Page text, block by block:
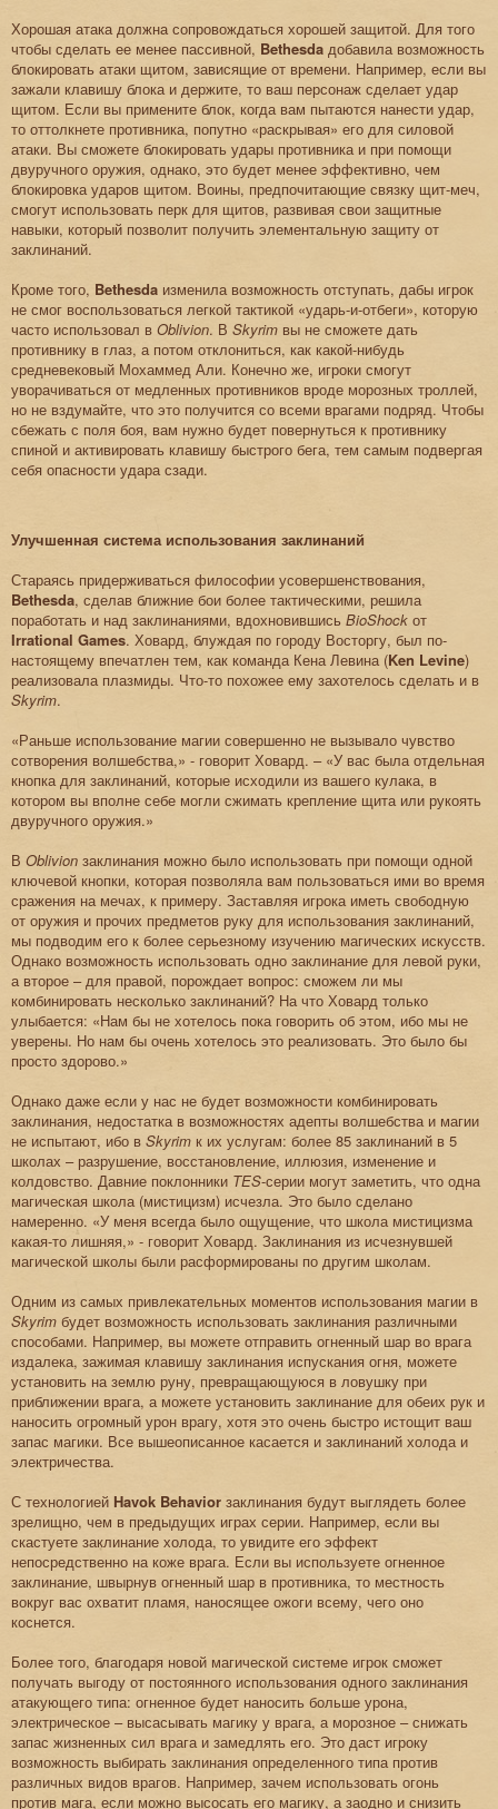
Хорошая атака должна сопровождаться хорошей защитой. Для того
чтобы сделать ее менее пассивной, Bethesda добавила возможность
блокировать атаки щитом, зависящие от времени. Например, если вы
зажали клавишу блока и держите, то ваш персонаж сделает удар
щитом. Если вы примените блок, когда вам пытаются нанести удар,
то оттолкнете противника, попутно «раскрывая» его для силовой
атаки. Вы сможете блокировать удары противника и при помощи
двуручного оружия, однако, это будет менее эффективно, чем
блокировка ударов щитом. Воины, предпочитающие связку щит-меч,
смогут использовать перк для щитов, развивая свои защитные
навыки, который позволит получить элементальную защиту от
заклинаний.
Кроме того, Bethesda изменила возможность отступать, дабы игрок
не смог воспользоваться легкой тактикой «ударь-и-отбеги», которую
часто использовал в Oblivion. В Skyrim вы не сможете дать
противнику в глаз, а потом отклониться, как какой-нибудь
средневековый Мохаммед Али. Конечно же, игроки смогут
уворачиваться от медленных противников вроде морозных троллей,
но не вздумайте, что это получится со всеми врагами подряд. Чтобы
сбежать с поля боя, вам нужно будет повернуться к противнику
спиной и активировать клавишу быстрого бега, тем самым подвергая
себя опасности удара сзади.
Улучшенная система использования заклинаний
Стараясь придерживаться философии усовершенствования,
Bethesda, сделав ближние бои более тактическими, решила
поработать и над заклинаниями, вдохновившись BioShock от
Irrational Games. Ховард, блуждая по городу Восторгу, был по-
настоящему впечатлен тем, как команда Кена Левина (Ken Levine)
реализовала плазмиды. Что-то похожее ему захотелось сделать и в
Skyrim.
«Раньше использование магии совершенно не вызывало чувство
сотворения волшебства,» - говорит Ховард. – «У вас была отдельная
кнопка для заклинаний, которые исходили из вашего кулака, в
котором вы вполне себе могли сжимать крепление щита или рукоять
двуручного оружия.»
В Oblivion заклинания можно было использовать при помощи одной
ключевой кнопки, которая позволяла вам пользоваться ими во время
сражения на мечах, к примеру. Заставляя игрока иметь свободную
от оружия и прочих предметов руку для использования заклинаний,
мы подводим его к более серьезному изучению магических искусств.
Однако возможность использовать одно заклинание для левой руки,
а второе – для правой, порождает вопрос: сможем ли мы
комбинировать несколько заклинаний? На что Ховард только
улыбается: «Нам бы не хотелось пока говорить об этом, ибо мы не
уверены. Но нам бы очень хотелось это реализовать. Это было бы
просто здорово.»
Однако даже если у нас не будет возможности комбинировать
заклинания, недостатка в возможностях адепты волшебства и магии
не испытают, ибо в Skyrim к их услугам: более 85 заклинаний в 5
школах – разрушение, восстановление, иллюзия, изменение и
колдовство. Давние поклонники TES-серии могут заметить, что одна
магическая школа (мистицизм) исчезла. Это было сделано
намеренно. «У меня всегда было ощущение, что школа мистицизма
какая-то лишняя,» - говорит Ховард. Заклинания из исчезнувшей
магической школы были расформированы по другим школам.
Одним из самых привлекательных моментов использования магии в
Skyrim будет возможность использовать заклинания различными
способами. Например, вы можете отправить огненный шар во врага
издалека, зажимая клавишу заклинания испускания огня, можете
установить на землю руну, превращающуюся в ловушку при
приближении врага, а можете установить заклинание для обеих рук и
наносить огромный урон врагу, хотя это очень быстро истощит ваш
запас магики. Все вышеописанное касается и заклинаний холода и
электричества.
С технологией Havok Behavior заклинания будут выглядеть более
зрелищно, чем в предыдущих играх серии. Например, если вы
скастуете заклинание холода, то увидите его эффект
непосредственно на коже врага. Если вы используете огненное
заклинание, швырнув огненный шар в противника, то местность
вокруг вас охватит пламя, наносящее ожоги всему, чего оно
коснется.
Более того, благодаря новой магической системе игрок сможет
получать выгоду от постоянного использования одного заклинания
атакующего типа: огненное будет наносить больше урона,
электрическое – высасывать магику у врага, а морозное – снижать
запас жизненных сил врага и замедлять его. Это даст игроку
возможность выбирать заклинания определенного типа против
различных видов врагов. Например, зачем использовать огонь
против мага, если можно высосать его магику, а заодно и снизить